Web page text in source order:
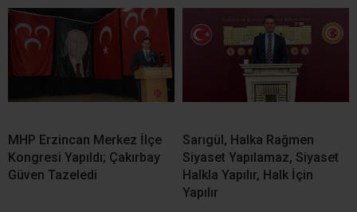
MHP Erzincan Merkez İlçe
Kongresi Yapıldı; Çakırbay
Güven Tazeledi
Sarıgül, Halka Rağmen
Siyaset Yapılamaz, Siyaset
Halkla Yapılır, Halk İçin
Yapılır